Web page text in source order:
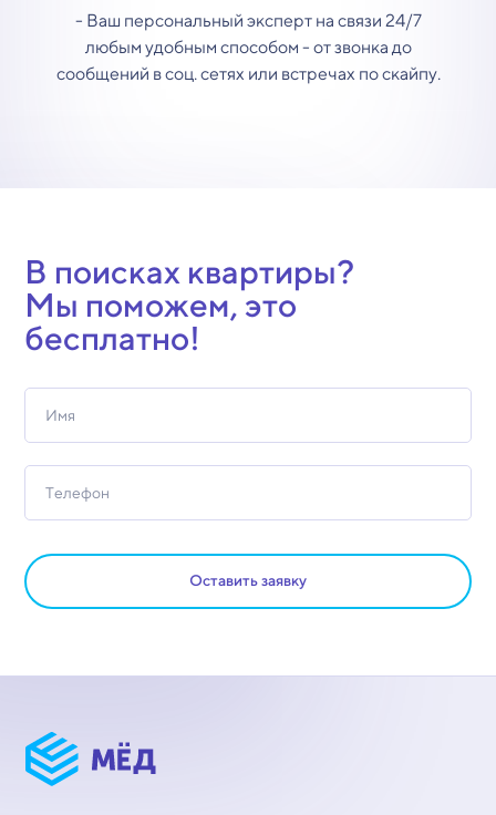
- Ваш персональный эксперт на связи 24/7
любым удобным способом - от звонка до
сообщений в соц. сетях или встречах по скайпу.
В поисках квартиры?
Мы поможем, это
бесплатно!
Оставить заявку